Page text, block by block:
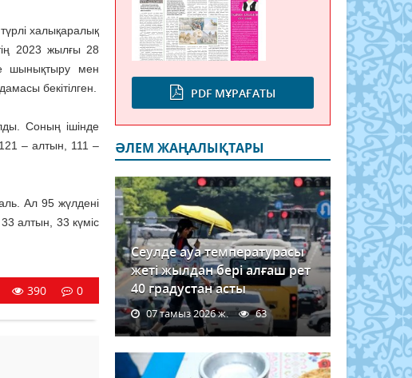
халықаралық
2023 жылғы 28
шынықтыру мен
бекітілген.
Соның ішінде
– алтын, 111 –
Ал 95 жүлдені
алтын, 33 күміс
390 0
PDF МҰРАҒАТЫ
ӘЛЕМ ЖАҢАЛЫҚТАРЫ
Сеулде ауа температурасы
жеті жылдан бері алғаш рет
40 градустан асты
07 тамыз 2026 ж. 63